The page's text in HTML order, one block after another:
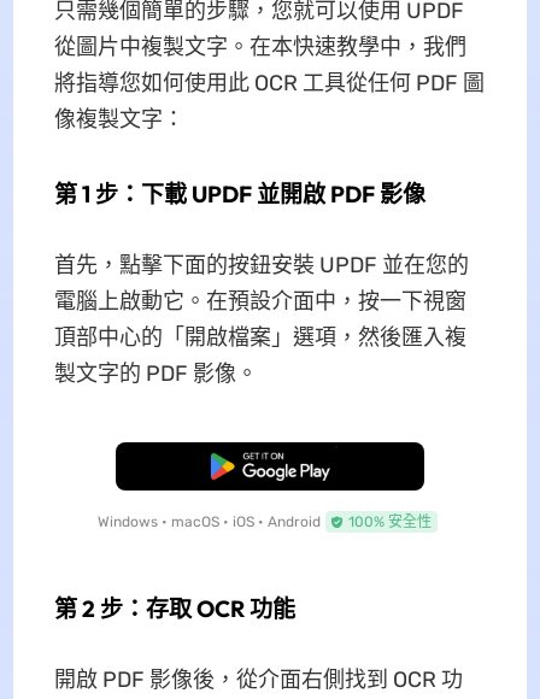
只需幾個簡單的步驟，您就可以使用 UPDF
從圖片中複製文字。在本快速教學中，我們
將指導您如何使用此 OCR 工具從任何 PDF 圖
像複製文字：
第 1 步：下載 UPDF 並開啟 PDF 影像
首先，點擊下面的按鈕安裝 UPDF 並在您的
電腦上啟動它。在預設介面中，按一下視窗
頂部中心的「開啟檔案」選項，然後匯入複
製文字的 PDF 影像。
免費下載
Windows • macOS • iOS • Android 100% 安全性
第 2 步：存取 OCR 功能
開啟 PDF 影像後，從介面右側找到 OCR 功